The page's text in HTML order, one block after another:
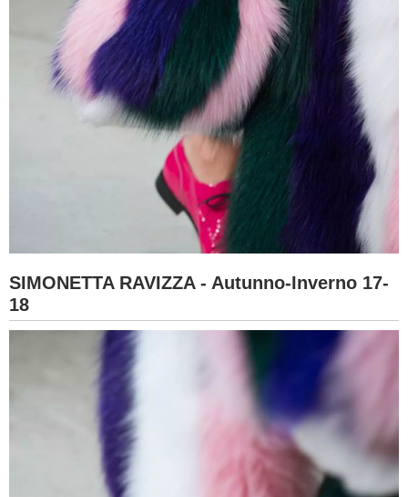
SIMONETTA RAVIZZA - Autunno-Inverno 17-
18